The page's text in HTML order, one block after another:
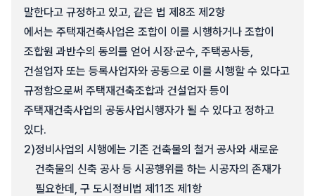
말한다고 규정하고 있고, 같은 법 제8조 제2항
에서는 주택재건축사업은 조합이 이를 시행하거나 조합이
조합원 과반수의 동의를 얻어 시장·군수, 주택공사등,
건설업자 또는 등록사업자와 공동으로 이를 시행할 수 있다고
규정함으로써 주택재건축조합과 건설업자 등이
주택재건축사업의 공동사업시행자가 될 수 있다고 정하고
있다.
2)정비사업의 시행에는 기존 건축물의 철거 공사와 새로운
건축물의 신축 공사 등 시공행위를 하는 시공자의 존재가
필요한데, 구 도시정비법 제11조 제1항